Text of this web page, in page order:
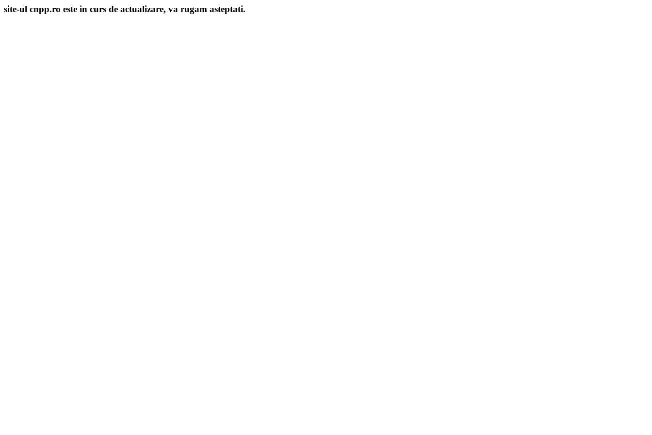
site-ul cnpp.ro este in curs de actualizare, va rugam asteptati.